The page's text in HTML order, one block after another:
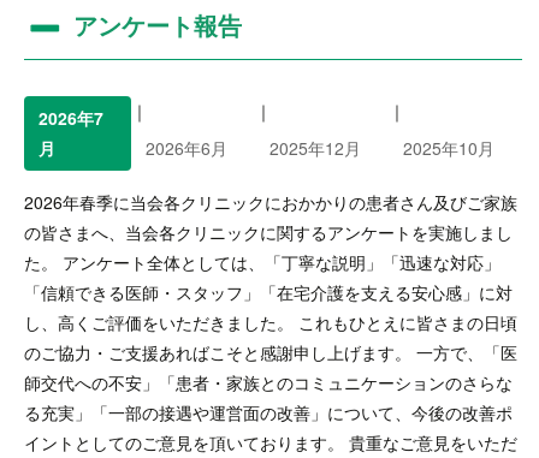
アンケート報告
2026年7
月
｜
2026年6月
｜
2025年12月
｜
2025年10月
2026年春季に当会各クリニックにおかかりの患者さん及びご家族
の皆さまへ、当会各クリニックに関するアンケートを実施しまし
た。 アンケート全体としては、「丁寧な説明」「迅速な対応」
「信頼できる医師・スタッフ」「在宅介護を支える安心感」に対
し、高くご評価をいただきました。 これもひとえに皆さまの日頃
のご協力・ご支援あればこそと感謝申し上げます。 一方で、「医
師交代への不安」「患者・家族とのコミュニケーションのさらな
る充実」「一部の接遇や運営面の改善」について、今後の改善ポ
イントとしてのご意見を頂いております。 貴重なご意見をいただ